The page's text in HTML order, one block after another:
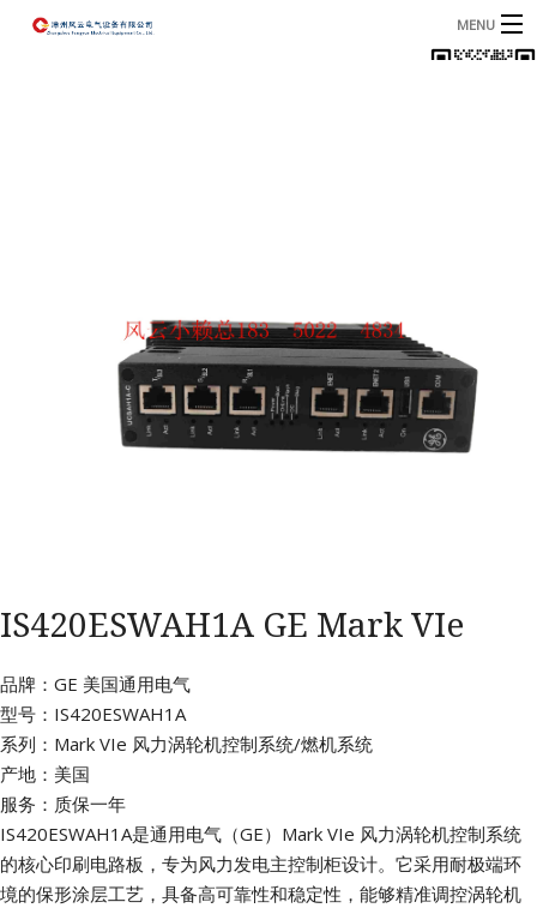
MENU
IS420ESWAH1A GE Mark VIe
品牌：GE 美国通用电气
型号：IS420ESWAH1A
系列：Mark VIe 风力涡轮机控制系统/燃机系统
产地：美国
服务：质保一年
IS420ESWAH1A是通用电气（GE）Mark VIe 风力涡轮机控制系统
的核心印刷电路板，专为风力发电主控制柜设计。它采用耐极端环
境的保形涂层工艺，具备高可靠性和稳定性，能够精准调控涡轮机